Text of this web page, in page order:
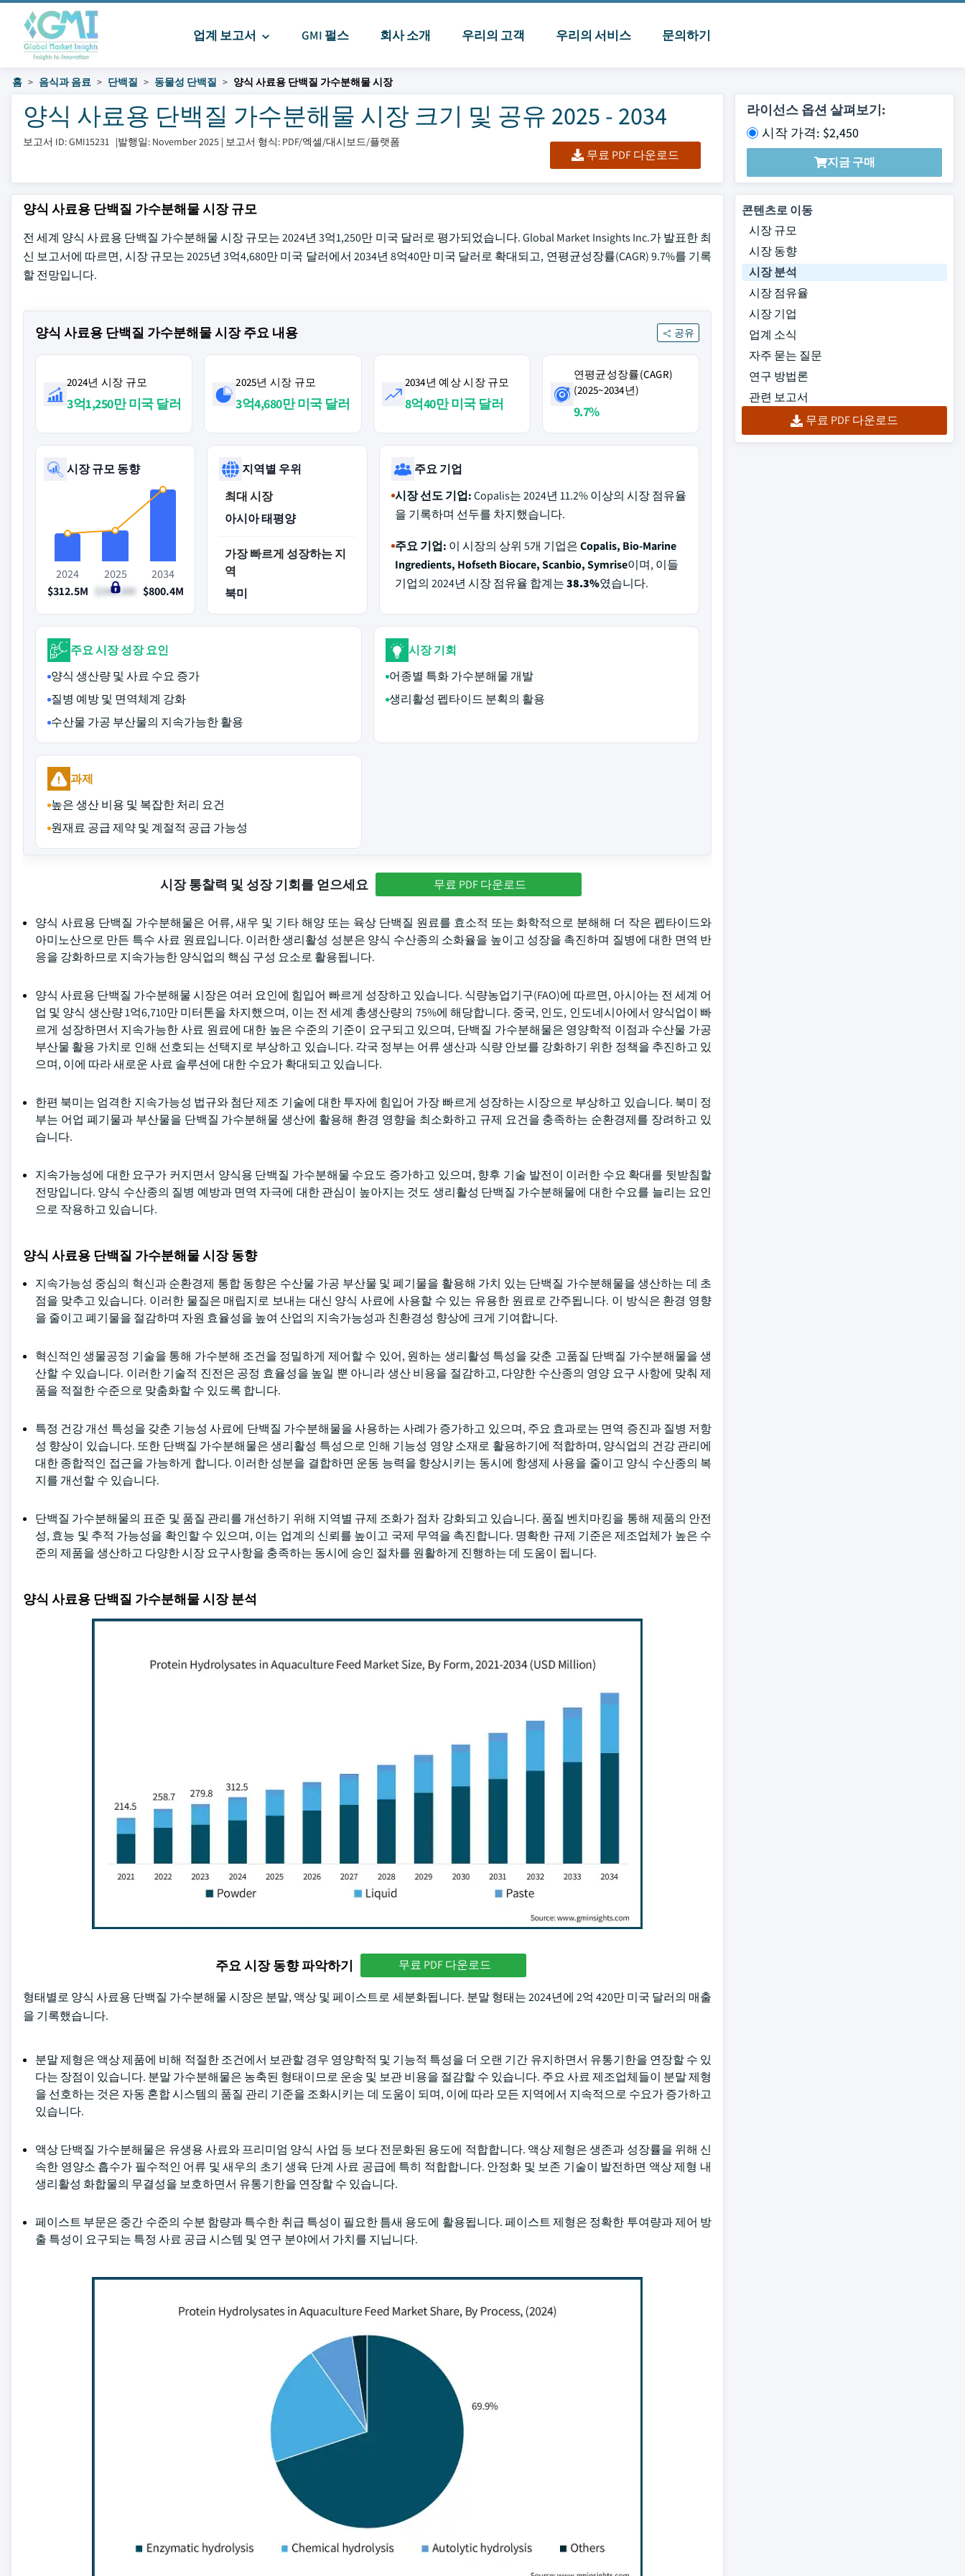
업계 보고서 GMI 펄스 회사 소개 우리의 고객 우리의 서비스 문의하기
홈 음식과 음료 단백질 동물성 단백질 양식 사료용 단백질 가수분해물 시장
양식 사료용 단백질 가수분해물 시장 크기 및 공유 2025 - 2034
보고서 ID: GMI15231 |발행일: November 2025 | 보고서 형식: PDF/엑셀/대시보드/플랫폼
무료 PDF 다운로드
라이선스 옵션 살펴보기:
시작 가격: $2,450
지금 구매
양식 사료용 단백질 가수분해물 시장 규모
전 세계 양식 사료용 단백질 가수분해물 시장 규모는 2024년 3억1,250만 미국 달러로 평가되었습니다. Global Market Insights Inc.가 발표한 최
신 보고서에 따르면, 시장 규모는 2025년 3억4,680만 미국 달러에서 2034년 8억40만 미국 달러로 확대되고, 연평균성장률(CAGR) 9.7%를 기록
할 전망입니다.
양식 사료용 단백질 가수분해물 시장 주요 내용 공유
2024년 시장 규모
3억1,250만 미국 달러
2025년 시장 규모
3억4,680만 미국 달러
2034년 예상 시장 규모
8억40만 미국 달러
연평균성장률(CAGR)
(2025~2034년)
9.7%
시장 규모 동향
2024
$312.5M
2025
$346.8M
2034
$800.4M
지역별 우위
최대 시장
아시아 태평양
가장 빠르게 성장하는 지
역
북미
주요 기업
시장 선도 기업:Copalis는 2024년 11.2% 이상의 시장 점유율
을 기록하며 선두를 차지했습니다.
주요 기업: 이 시장의 상위 5개 기업은Copalis, Bio-Marine
Ingredients, Hofseth Biocare, Scanbio, Symrise이며, 이들
기업의 2024년 시장 점유율 합계는38.3%였습니다.
주요 시장 성장 요인
양식 생산량 및 사료 수요 증가
질병 예방 및 면역체계 강화
수산물 가공 부산물의 지속가능한 활용
시장 기회
어종별 특화 가수분해물 개발
생리활성 펩타이드 분획의 활용
과제
높은 생산 비용 및 복잡한 처리 요건
원재료 공급 제약 및 계절적 공급 가능성
시장 통찰력 및 성장 기회를 얻으세요 무료 PDF 다운로드
양식 사료용 단백질 가수분해물은 어류, 새우 및 기타 해양 또는 육상 단백질 원료를 효소적 또는 화학적으로 분해해 더 작은 펩타이드와
아미노산으로 만든 특수 사료 원료입니다. 이러한 생리활성 성분은 양식 수산종의 소화율을 높이고 성장을 촉진하며 질병에 대한 면역 반
응을 강화하므로 지속가능한 양식업의 핵심 구성 요소로 활용됩니다.
양식 사료용 단백질 가수분해물 시장은 여러 요인에 힘입어 빠르게 성장하고 있습니다. 식량농업기구(FAO)에 따르면, 아시아는 전 세계 어
업 및 양식 생산량 1억6,710만 미터톤을 차지했으며, 이는 전 세계 총생산량의 75%에 해당합니다. 중국, 인도, 인도네시아에서 양식업이 빠
르게 성장하면서 지속가능한 사료 원료에 대한 높은 수준의 기준이 요구되고 있으며, 단백질 가수분해물은 영양학적 이점과 수산물 가공
부산물 활용 가치로 인해 선호되는 선택지로 부상하고 있습니다. 각국 정부는 어류 생산과 식량 안보를 강화하기 위한 정책을 추진하고 있
으며, 이에 따라 새로운 사료 솔루션에 대한 수요가 확대되고 있습니다.
한편 북미는 엄격한 지속가능성 법규와 첨단 제조 기술에 대한 투자에 힘입어 가장 빠르게 성장하는 시장으로 부상하고 있습니다. 북미 정
부는 어업 폐기물과 부산물을 단백질 가수분해물 생산에 활용해 환경 영향을 최소화하고 규제 요건을 충족하는 순환경제를 장려하고 있
습니다.
지속가능성에 대한 요구가 커지면서 양식용 단백질 가수분해물 수요도 증가하고 있으며, 향후 기술 발전이 이러한 수요 확대를 뒷받침할
전망입니다. 양식 수산종의 질병 예방과 면역 자극에 대한 관심이 높아지는 것도 생리활성 단백질 가수분해물에 대한 수요를 늘리는 요인
으로 작용하고 있습니다.
양식 사료용 단백질 가수분해물 시장 동향
지속가능성 중심의 혁신과 순환경제 통합 동향은 수산물 가공 부산물 및 폐기물을 활용해 가치 있는 단백질 가수분해물을 생산하는 데 초
점을 맞추고 있습니다. 이러한 물질은 매립지로 보내는 대신 양식 사료에 사용할 수 있는 유용한 원료로 간주됩니다. 이 방식은 환경 영향
을 줄이고 폐기물을 절감하며 자원 효율성을 높여 산업의 지속가능성과 친환경성 향상에 크게 기여합니다.
혁신적인 생물공정 기술을 통해 가수분해 조건을 정밀하게 제어할 수 있어, 원하는 생리활성 특성을 갖춘 고품질 단백질 가수분해물을 생
산할 수 있습니다. 이러한 기술적 진전은 공정 효율성을 높일 뿐 아니라 생산 비용을 절감하고, 다양한 수산종의 영양 요구 사항에 맞춰 제
품을 적절한 수준으로 맞춤화할 수 있도록 합니다.
특정 건강 개선 특성을 갖춘 기능성 사료에 단백질 가수분해물을 사용하는 사례가 증가하고 있으며, 주요 효과로는 면역 증진과 질병 저항
성 향상이 있습니다. 또한 단백질 가수분해물은 생리활성 특성으로 인해 기능성 영양 소재로 활용하기에 적합하며, 양식업의 건강 관리에
대한 종합적인 접근을 가능하게 합니다. 이러한 성분을 결합하면 운동 능력을 향상시키는 동시에 항생제 사용을 줄이고 양식 수산종의 복
지를 개선할 수 있습니다.
단백질 가수분해물의 표준 및 품질 관리를 개선하기 위해 지역별 규제 조화가 점차 강화되고 있습니다. 품질 벤치마킹을 통해 제품의 안전
성, 효능 및 추적 가능성을 확인할 수 있으며, 이는 업계의 신뢰를 높이고 국제 무역을 촉진합니다. 명확한 규제 기준은 제조업체가 높은 수
준의 제품을 생산하고 다양한 시장 요구사항을 충족하는 동시에 승인 절차를 원활하게 진행하는 데 도움이 됩니다.
양식 사료용 단백질 가수분해물 시장 분석
주요 시장 동향 파악하기 무료 PDF 다운로드
형태별로 양식 사료용 단백질 가수분해물 시장은 분말, 액상 및 페이스트로 세분화됩니다. 분말 형태는 2024년에 2억 420만 미국 달러의 매출
을 기록했습니다.
분말 제형은 액상 제품에 비해 적절한 조건에서 보관할 경우 영양학적 및 기능적 특성을 더 오랜 기간 유지하면서 유통기한을 연장할 수 있
다는 장점이 있습니다. 분말 가수분해물은 농축된 형태이므로 운송 및 보관 비용을 절감할 수 있습니다. 주요 사료 제조업체들이 분말 제형
을 선호하는 것은 자동 혼합 시스템의 품질 관리 기준을 조화시키는 데 도움이 되며, 이에 따라 모든 지역에서 지속적으로 수요가 증가하고
있습니다.
액상 단백질 가수분해물은 유생용 사료와 프리미엄 양식 사업 등 보다 전문화된 용도에 적합합니다. 액상 제형은 생존과 성장률을 위해 신
속한 영양소 흡수가 필수적인 어류 및 새우의 초기 생육 단계 사료 공급에 특히 적합합니다. 안정화 및 보존 기술이 발전하면 액상 제형 내
생리활성 화합물의 무결성을 보호하면서 유통기한을 연장할 수 있습니다.
페이스트 부문은 중간 수준의 수분 함량과 특수한 취급 특성이 필요한 틈새 용도에 활용됩니다. 페이스트 제형은 정확한 투여량과 제어 방
출 특성이 요구되는 특정 사료 공급 시스템 및 연구 분야에서 가치를 지닙니다.
콘텐츠로 이동
시장 규모
시장 동향
시장 분석
시장 점유율
시장 기업
업계 소식
자주 묻는 질문
연구 방법론
관련 보고서
무료 PDF 다운로드